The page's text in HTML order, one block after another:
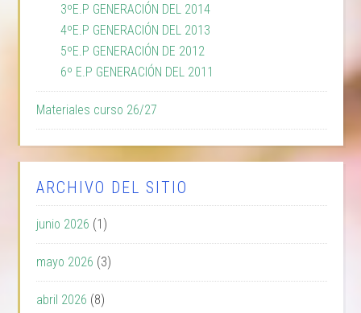
3ºE.P GENERACIÓN DEL 2014
4ºE.P GENERACIÓN DEL 2013
5ºE.P GENERACIÓN DE 2012
6º E.P GENERACIÓN DEL 2011
Materiales curso 26/27
ARCHIVO DEL SITIO
junio 2026 (1)
mayo 2026 (3)
abril 2026 (8)